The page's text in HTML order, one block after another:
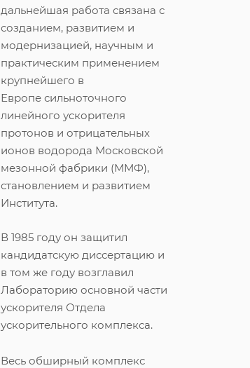
дальнейшая работа связана с
созданием, развитием и
модернизацией, научным и
практическим применением
крупнейшего в
Европе сильноточного
линейного ускорителя
протонов и отрицательных
ионов водорода Московской
мезонной фабрики (ММФ),
становлением и развитием
Института.
В 1985 году он защитил
кандидатскую диссертацию и
в том же году возглавил
Лабораторию основной части
ускорителя Отдела
ускорительного комплекса.
Весь обширный комплекс